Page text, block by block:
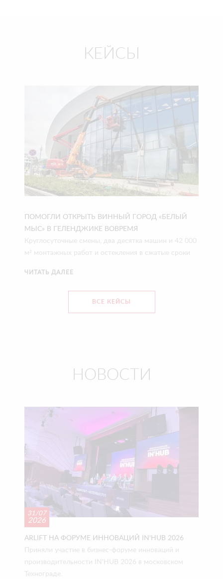
КЕЙСЫ
ПОМОГЛИ ОТКРЫТЬ ВИННЫЙ ГОРОД «БЕЛЫЙ
МЫС» В ГЕЛЕНДЖИКЕ ВОВРЕМЯ
Круглосуточные смены, два десятка машин и 42 000
м² монтажных работ и остекления в сжатые сроки
ЧИТАТЬ ДАЛЕЕ
ВСЕ КЕЙСЫ
НОВОСТИ
31/07
2026
ARLIFT НА ФОРУМЕ ИННОВАЦИЙ IN'HUB 2026
Приняли участие в бизнес-форуме инноваций и
производительности IN'HUB 2026 в московском
Технограде.